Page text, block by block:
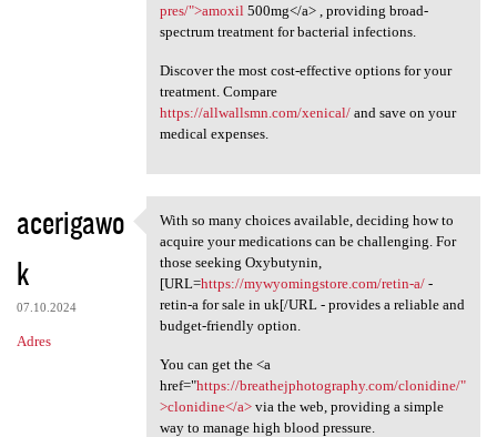
pres/">amoxil 500mg</a> , providing broad-
spectrum treatment for bacterial infections.
Discover the most cost-effective options for your
treatment. Compare
https://allwallsmn.com/xenical/and save on your
medical expenses.
acerigawo
k
07.10.2024
Adres
With so many choices
With so many choices available, deciding how to
acquire your medications can be challenging. For
those seeking Oxybutynin,
[URL=https://mywyomingstore.com/retin-a/-
retin-a for sale in uk[/URL - provides a reliable and
budget-friendly option.
You can get the <a
href="https://breathejphotography.com/clonidine/"
>clonidine</a>via the web, providing a simple
way to manage high blood pressure.